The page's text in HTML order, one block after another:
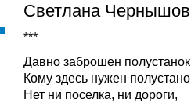
Светлана
***
Давно заброшен
Кому здесь нужен
Нет ни поселка, ни дороги,